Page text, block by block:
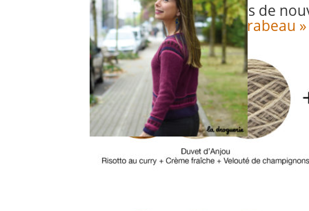
On a imaginé pour vous de
pourle pull « Pont Mirabeau »